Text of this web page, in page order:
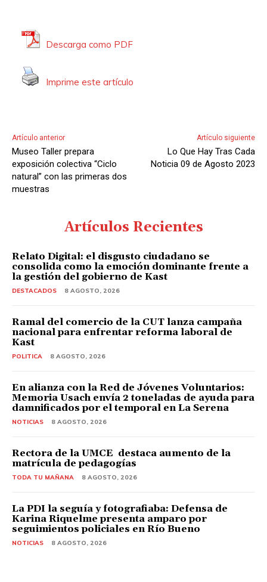
Descarga como PDF
Imprime este artículo
Artículo anterior
Museo Taller prepara
exposición colectiva “Ciclo
natural” con las primeras dos
muestras
Artículo siguiente
Lo Que Hay Tras Cada
Noticia 09 de Agosto 2023
Artículos Recientes
Relato Digital: el disgusto ciudadano se
consolida como la emoción dominante frente a
la gestión del gobierno de Kast
DESTACADOS 8 AGOSTO, 2026
Ramal del comercio de la CUT lanza campaña
nacional para enfrentar reforma laboral de
Kast
POLITICA 8 AGOSTO, 2026
En alianza con la Red de Jóvenes Voluntarios:
Memoria Usach envía 2 toneladas de ayuda para
damnificados por el temporal en La Serena
NOTICIAS 8 AGOSTO, 2026
Rectora de la UMCE destaca aumento de la
matrícula de pedagogías
TODA TU MAÑANA 8 AGOSTO, 2026
La PDI la seguía y fotografiaba: Defensa de
Karina Riquelme presenta amparo por
seguimientos policiales en Río Bueno
NOTICIAS 8 AGOSTO, 2026